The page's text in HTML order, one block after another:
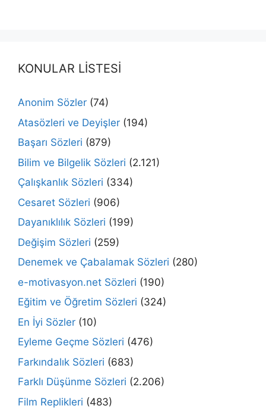
KONULAR LİSTESİ
Anonim Sözler (74)
Atasözleri ve Deyişler (194)
Başarı Sözleri (879)
Bilim ve Bilgelik Sözleri (2.121)
Çalışkanlık Sözleri (334)
Cesaret Sözleri (906)
Dayanıklılık Sözleri (199)
Değişim Sözleri (259)
Denemek ve Çabalamak Sözleri (280)
e-motivasyon.net Sözleri (190)
Eğitim ve Öğretim Sözleri (324)
En İyi Sözler (10)
Eyleme Geçme Sözleri (476)
Farkındalık Sözleri (683)
Farklı Düşünme Sözleri (2.206)
Film Replikleri (483)